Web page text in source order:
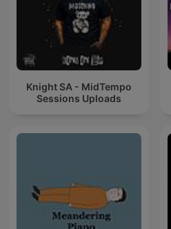
Knight SA - MidTempo
Sessions Uploads